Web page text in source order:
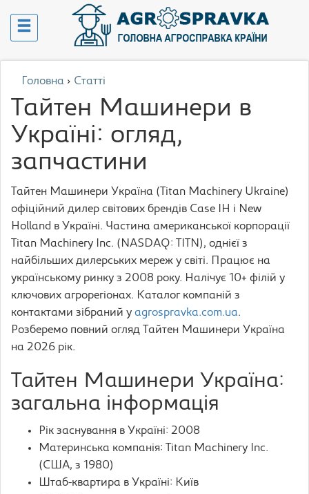
Головна › Статті
Тайтен Машинери в
Україні: огляд,
запчастини
Тайтен Машинери Україна (Titan Machinery Ukraine)
офіційний дилер світових брендів Case IH і New
Holland в Україні. Частина американської корпорації
Titan Machinery Inc. (NASDAQ: TITN), однієї з
найбільших дилерських мереж у світі. Працює на
українському ринку з 2008 року. Налічує 10+ філій у
ключових агрорегіонах. Каталог компаній з
контактами зібраний у agrospravka.com.ua.
Розберемо повний огляд Тайтен Машинери Україна
на 2026 рік.
Тайтен Машинери Україна:
загальна інформація
Рік заснування в Україні: 2008
Материнська компанія: Titan Machinery Inc.
(США, з 1980)
Штаб-квартира в Україні: Київ